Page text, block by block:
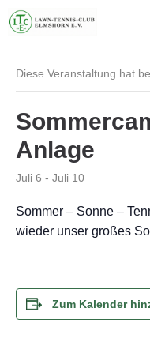
Diese Veranstaltung hat
Anlage
Juli 6 - Juli 10
Sommer – Sonne –
wieder unser großes
Zum Kalender